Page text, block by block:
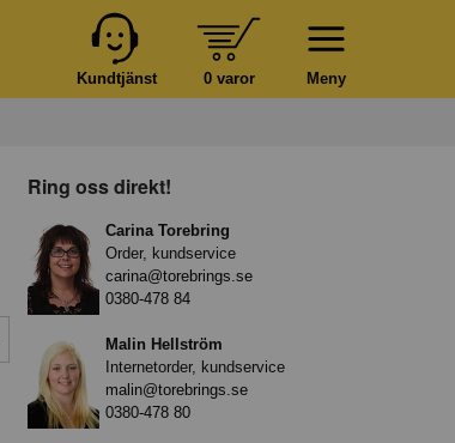
Meny
0 varor
Kundtjänst
Ring oss direkt!
Carina Torebring
Order, kundservice
carina@torebrings.se
0380-478 84
Malin Hellström
Internetorder, kundservice
malin@torebrings.se
0380-478 80